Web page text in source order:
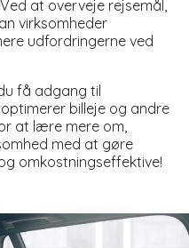
at overveje rejsemål,
virksomheder
udfordringerne ved
få adgang til
billeje og andre
at lære mere om,
med at gøre
omkostningseffektive!